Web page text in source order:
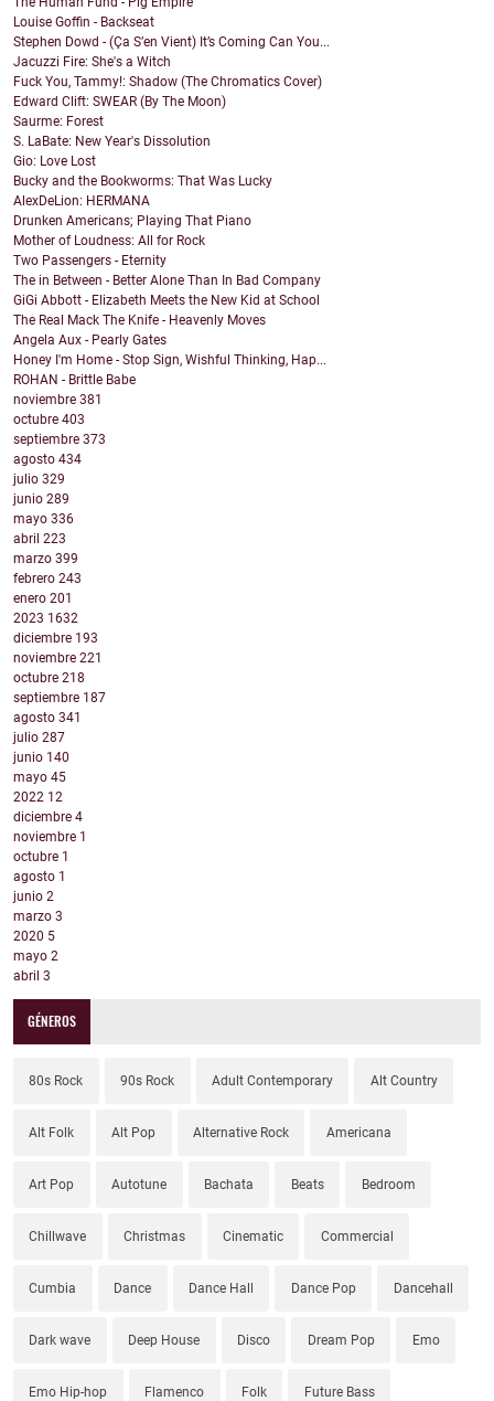
Louise Goffin - Backseat
Stephen Dowd - (Ça S’en Vient) It’s Coming Can You...
Jacuzzi Fire: She's a Witch
Fuck You, Tammy!: Shadow (The Chromatics Cover)
Edward Clift: SWEAR (By The Moon)
Saurme: Forest
S. LaBate: New Year's Dissolution
Gio: Love Lost
Bucky and the Bookworms: That Was Lucky
AlexDeLion: HERMANA
Drunken Americans; Playing That Piano
Mother of Loudness: All for Rock
Two Passengers - Eternity
The in Between - Better Alone Than In Bad Company
GiGi Abbott - Elizabeth Meets the New Kid at School
The Real Mack The Knife - Heavenly Moves
Angela Aux - Pearly Gates
Honey I'm Home - Stop Sign, Wishful Thinking, Hap...
ROHAN - Brittle Babe
noviembre 381
octubre 403
septiembre 373
agosto 434
julio 329
junio 289
mayo 336
abril 223
marzo 399
febrero 243
enero 201
2023 1632
diciembre 193
noviembre 221
octubre 218
septiembre 187
agosto 341
julio 287
junio 140
mayo 45
2022 12
diciembre 4
noviembre 1
octubre 1
agosto 1
junio 2
marzo 3
2020 5
mayo 2
abril 3
GÉNEROS
80s Rock 90s Rock Adult Contemporary Alt Country
Alt Folk Alt Pop Alternative Rock Americana
Art Pop Autotune Bachata Beats Bedroom
Chillwave Christmas Cinematic Commercial
Cumbia Dance Dance Hall Dance Pop Dancehall
Dark wave Deep House Disco Dream Pop Emo
Emo Hip-hop Flamenco Folk Future Bass